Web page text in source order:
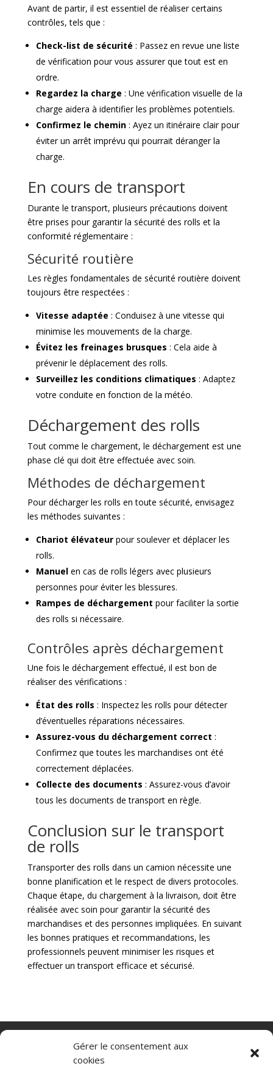
Gérer le consentement aux
cookies
Avant de partir, il est essentiel de réaliser certains
contrôles, tels que :
Check-list de sécurité : Passez en revue une liste
de vérification pour vous assurer que tout est en
ordre.
Regardez la charge : Une vérification visuelle de la
charge aidera à identifier les problèmes potentiels.
Confirmez le chemin: Ayez un itinéraire clair pour
éviter un arrêt imprévu qui pourrait déranger la
charge.
En cours de transport
Durante le transport, plusieurs précautions doivent
être prises pour garantir la sécurité des rolls et la
conformité réglementaire :
Sécurité routière
Les règles fondamentales de sécurité routière doivent
toujours être respectées :
Vitesse adaptée : Conduisez à une vitesse qui
minimise les mouvements de la charge.
Évitez les freinages brusques : Cela aide à
prévenir le déplacement des rolls.
Surveillez les conditions climatiques : Adaptez
votre conduite en fonction de la météo.
Déchargement des rolls
Tout comme le chargement, le déchargement est une
phase clé qui doit être effectuée avec soin.
Méthodes de déchargement
Pour décharger les rolls en toute sécurité, envisagez
les méthodes suivantes :
Chariot élévateurpour soulever et déplacer les
rolls.
Manuelen cas de rolls légers avec plusieurs
personnes pour éviter les blessures.
Rampes de déchargement pour faciliter la sortie
des rolls si nécessaire.
Contrôles après déchargement
Une fois le déchargement effectué, il est bon de
réaliser des vérifications :
État des rolls : Inspectez les rolls pour détecter
d’éventuelles réparations nécessaires.
Assurez-vous du déchargement correct :
Confirmez que toutes les marchandises ont été
correctement déplacées.
Collecte des documents : Assurez-vous d’avoir
tous les documents de transport en règle.
Conclusion sur le transport
de rolls
Transporter des rolls dans un camion nécessite une
bonne planification et le respect de divers protocoles.
Chaque étape, du chargement à la livraison, doit être
réalisée avec soin pour garantir la sécurité des
marchandises et des personnes impliquées. En suivant
les bonnes pratiques et recommandations, les
professionnels peuvent minimiser les risques et
effectuer un transport efficace et sécurisé.
Transpalette electrique
CGV
Mentions légales